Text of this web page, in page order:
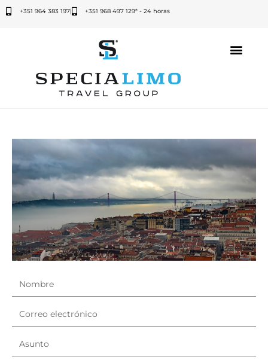
+351 964 383 197| +351 968 497 129* - 24 horas